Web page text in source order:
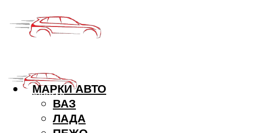
МАРКИ АВТО
ВАЗ
ЛАДА